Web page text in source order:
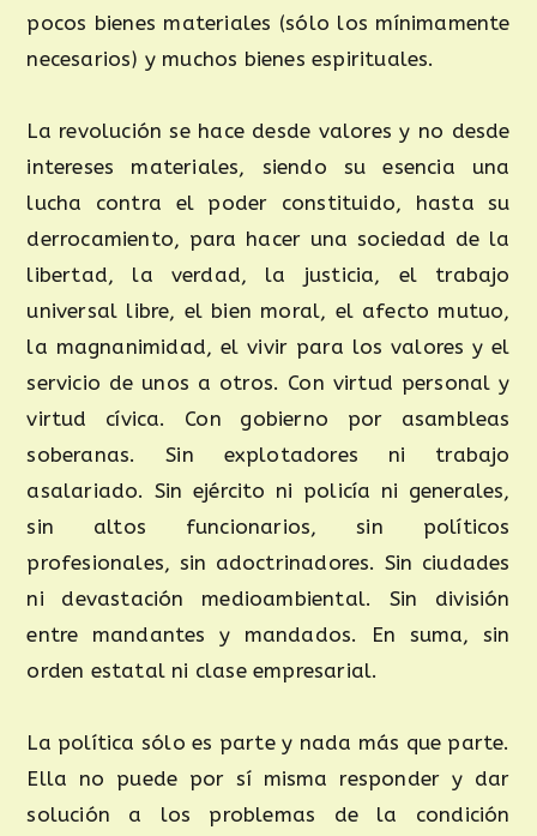
pocos bienes materiales (sólo los mínimamente
necesarios) y muchos bienes espirituales.
La revolución se hace desde valores y no desde
intereses materiales, siendo su esencia una
lucha contra el poder constituido, hasta su
derrocamiento, para hacer una sociedad de la
libertad, la verdad, la justicia, el trabajo
universal libre, el bien moral, el afecto mutuo,
la magnanimidad, el vivir para los valores y el
servicio de unos a otros. Con virtud personal y
virtud cívica. Con gobierno por asambleas
soberanas. Sin explotadores ni trabajo
asalariado. Sin ejército ni policía ni generales,
sin altos funcionarios, sin políticos
profesionales, sin adoctrinadores. Sin ciudades
ni devastación medioambiental. Sin división
entre mandantes y mandados. En suma, sin
orden estatal ni clase empresarial.
La política sólo es parte y nada más que parte.
Ella no puede por sí misma responder y dar
solución a los problemas de la condición